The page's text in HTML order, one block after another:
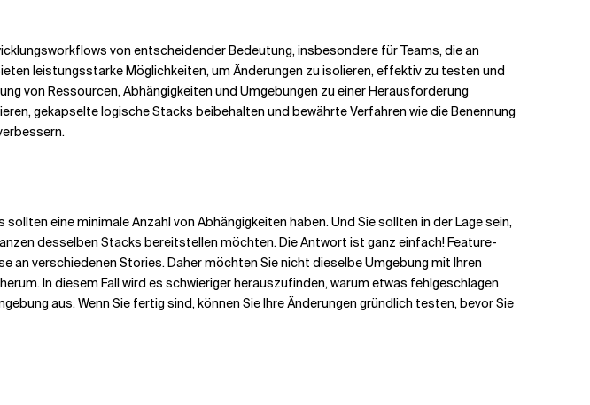
von entscheidender Bedeutung, insbesondere für Teams, die an
leistungsstarke Möglichkeiten, um Änderungen zu isolieren, effektiv zu testen und
von Ressourcen, Abhängigkeiten und Umgebungen zu einer Herausforderung
gekapselte logische Stacks beibehalten und bewährte Verfahren wie die Benennung
eine minimale Anzahl von Abhängigkeiten haben. Und Sie sollten in der Lage sein,
desselben Stacks bereitstellen möchten. Die Antwort ist ganz einfach! Feature-
an verschiedenen Stories. Daher möchten Sie nicht dieselbe Umgebung mit Ihren
In diesem Fall wird es schwieriger herauszufinden, warum etwas fehlgeschlagen
aus. Wenn Sie fertig sind, können Sie Ihre Änderungen gründlich testen, bevor Sie